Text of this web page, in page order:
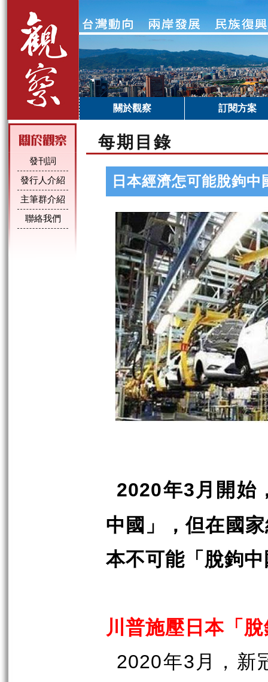
關於觀察 訂閱方案
發刊詞
發行人介紹
主筆群介紹
聯絡我們
每期目錄
日本經濟怎可能脫鉤中
2020年3月開始
中國」，但在國
本不可能「脫鉤
川普施壓日本「
2020年3 月，新